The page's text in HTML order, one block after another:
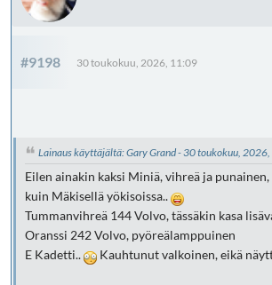
#9198 30 toukokuu, 2026, 11:09
Lainaus käyttäjältä: Gary Grand - 30 toukokuu,
Eilen ainakin kaksi Miniä, vihreä ja punainen,
kuin Mäkisellä yökisoissa..
Tummanvihreä 144 Volvo, tässäkin kasa
Oranssi 242 Volvo, pyöreälamppuinen
E Kadetti..
Kauhtunut valkoinen, eikä